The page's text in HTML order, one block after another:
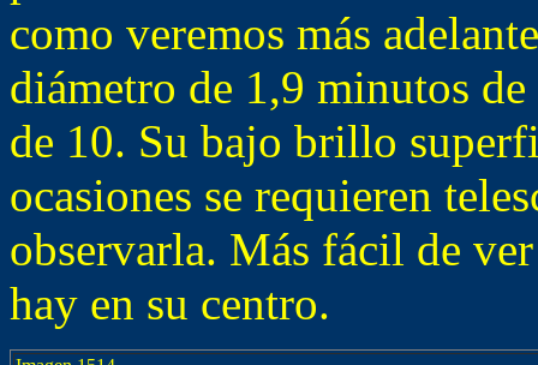
como veremos más
diámetro de 1,9 minutos
de 10. Su bajo brillo
ocasiones se requieren
observarla. Más fácil de
hay en su centro.